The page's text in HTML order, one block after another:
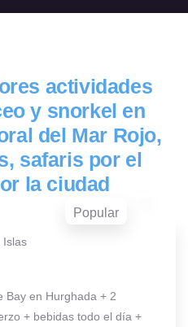
actividades
y snorkel en
del Mar Rojo,
safaris por el
la ciudad
Popular
Islas
Bay en Hurghada + 2
+ bebidas todo el día +